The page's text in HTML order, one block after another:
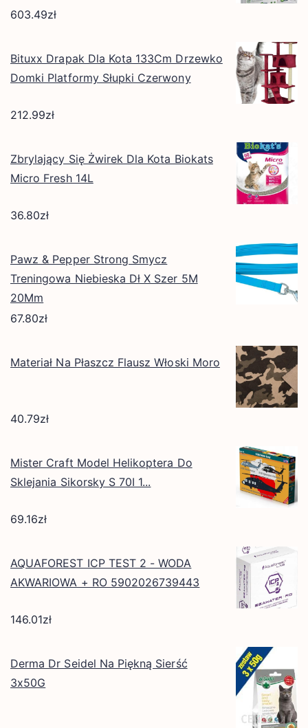
603.49zł
Bituxx Drapak Dla Kota 133Cm Drzewko
Domki Platformy Słupki Czerwony
212.99zł
Zbrylający Się Żwirek Dla Kota Biokats
Micro Fresh 14L
36.80zł
Pawz & Pepper Strong Smycz
Treningowa Niebieska Dł X Szer 5M
20Mm
67.80zł
Materiał Na Płaszcz Flausz Włoski Moro
40.79zł
Mister Craft Model Helikoptera Do
Sklejania Sikorsky S 70I 1...
69.16zł
AQUAFOREST ICP TEST 2 - WODA
AKWARIOWA + RO 5902026739443
146.01zł
Derma Dr Seidel Na Piękną Sierść
3x50G